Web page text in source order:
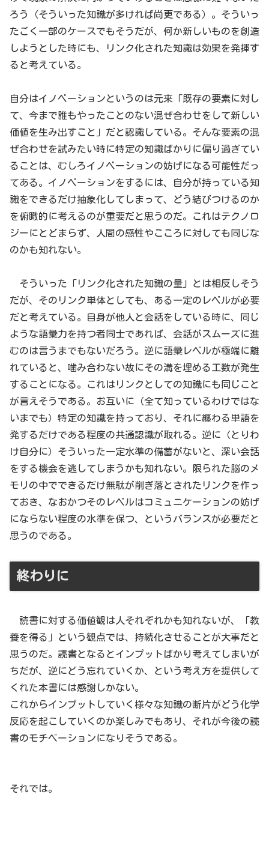
ろう（そういった知識が多ければ尚更である）。そういっ
たごく一部のケースでもそうだが、何か新しいものを創造
しようとした時にも、リンク化された知識は効果を発揮す
ると考えている。
自分はイノベーションというのは元来「既存の要素に対し
て、今まで誰もやったことのない混ぜ合わせをして新しい
価値を生み出すこと」だと認識している。そんな要素の混
ぜ合わせを試みたい時に特定の知識ばかりに偏り過ぎてい
ることは、むしろイノベーションの妨げになる可能性だっ
てある。イノベーションをするには、自分が持っている知
識をできるだけ抽象化してしまって、どう結びつけるのか
を俯瞰的に考えるのが重要だと思うのだ。これはテクノロ
ジーにとどまらず、人間の感性やこころに対しても同じな
のかも知れない。
そういった「リンク化された知識の量」とは相反しそう
だが、そのリンク単体としても、ある一定のレベルが必要
だと考えている。自身が他人と会話をしている時に、同じ
ような語彙力を持つ者同士であれば、会話がスムーズに進
むのは言うまでもないだろう。逆に語彙レベルが極端に離
れていると、噛み合わない故にその溝を埋める工数が発生
することになる。これはリンクとしての知識にも同じこと
が言えそうである。お互いに（全て知っているわけではな
いまでも）特定の知識を持っており、それに纏わる単語を
発するだけである程度の共通認識が取れる。逆に（とりわ
け自分に）そういった一定水準の備蓄がないと、深い会話
をする機会を逃してしまうかも知れない。限られた脳のメ
モリの中でできるだけ無駄が削ぎ落とされたリンクを作っ
ておき、なおかつそのレベルはコミュニケーションの妨げ
にならない程度の水準を保つ、というバランスが必要だと
思うのである。
終わりに
読書に対する価値観は人それぞれかも知れないが、「教
養を得る」という観点では、持続化させることが大事だと
思うのだ。読書となるとインプットばかり考えてしまいが
ちだが、逆にどう忘れていくか、という考え方を提供して
くれた本書には感謝しかない。
これからインプットしていく様々な知識の断片がどう化学
反応を起こしていくのか楽しみでもあり、それが今後の読
書のモチベーションになりそうである。
それでは。